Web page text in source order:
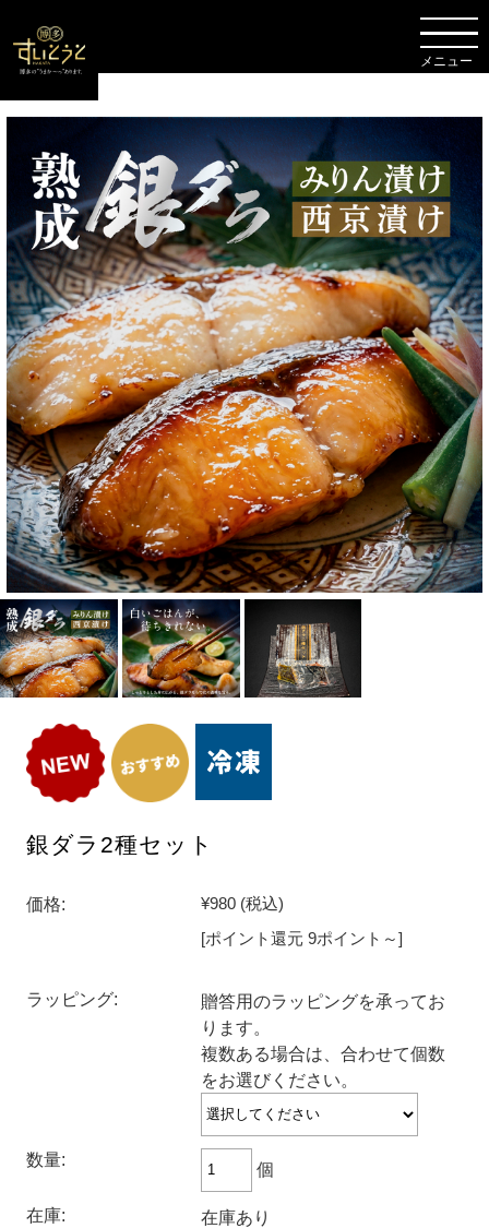
TOP 海鮮
銀ダラ2種セット
価格: ¥980 (税込)
[ポイント還元 9ポイント～]
ラッピング:
贈答用のラッピングを承ってお
ります。
複数ある場合は、合わせて個数
をお選びください。
数量: 個
在庫: 在庫あり